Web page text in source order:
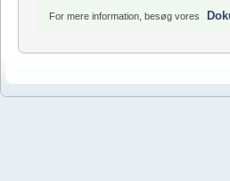
For mere information, besøg vores